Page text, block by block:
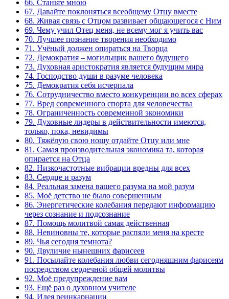
66. Станьте мною
67. Давайте поклоняться всеобщему Отцу вместе
68. Живая связь с Отцом развивает общающегося с Ним
69. Чему учил Отец меня, не всему мог я учить вас
70. Лучшее познание творения необходимо
71. Учёный должен опираться на Творца
72. Демократия – могильщик вашего будущего
73. Духовная аристократия является будущим мира
74. Господство души в разуме человека
75. Демократия себя исчерпала
76. Сотрудничество вместо конкуренции во всех сферах
77. Вред современного спорта для человечества
78. Ограниченность современной экономики
79. Духовные лидеры в действительности имеются,
только, пока, невидимы
80. Тяжёлую свою ношу отдайте Отцу или мне
81. Самая производительная экономика та, которая
опирается на Отца
82. Низкочастотные вибрации вредны для всех
83. Сердце и разум
84. Реальная замена вашего разума на мой разум
85. Моё детство не было совершенным
86. Энергетические колебания передают информацию
через сознание и подсознание
87. Помощь молитвой самая действенная
88. Невиновны те, которые распяли меня на кресте
89. Чья сегодня темнота?
90. Двуличие нынешних фарисеев
91. Посылайте колебания любви сегодняшним фарисеям
посредством сердечной общей молитвы
92. Моё предупреждение вам
93. Ещё раз о духовном учителе
94. Идея реинкарнации